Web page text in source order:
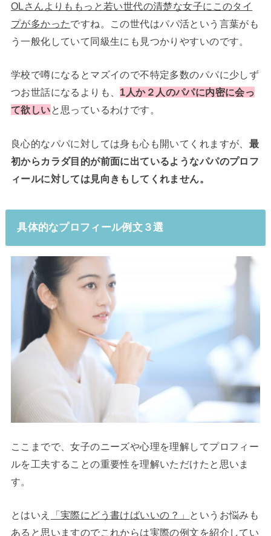
OLさんよりももっと若い世代の清楚な女子にこのタイ
プが多かったですね。この世代はパパ活という言葉がも
う一般化していて同級生にも見つかりやすいのです。
学校で噂になるとマズイので不特定多数のパパに少しず
つお世話になるよりも、 1人か２人のパパに内密に会っ
て欲しいと思っているわけです。
良心的なパパに対しては身も心も開いてくれますが、 最
初からカラダ目的が前面に出ているようなパパのプロフ
ィールに対しては見向きもしてくれません。
具体的なプロフィール例文３選
ここまでで、女子のニーズや心理を理解してプロフィー
ルを工夫することの重要性を理解いただけたと思いま
す。
とはいえ 「実際にどう書けばいいの？」 というお悩みも
あると思いますのでこれからは実際の例文を紹介してい